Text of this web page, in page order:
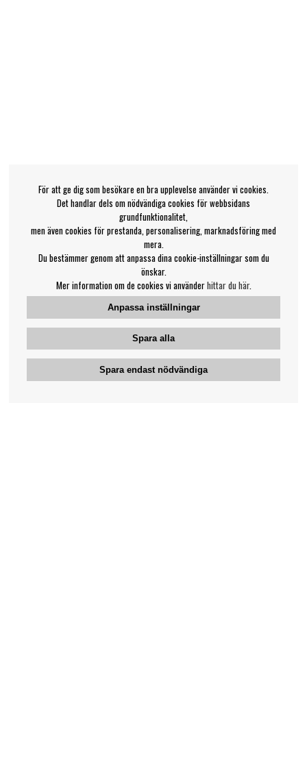
För att ge dig som besökare en bra upplevelse använder vi cookies.
Det handlar dels om nödvändiga cookies för webbsidans
grundfunktionalitet,
men även cookies för prestanda, personalisering, marknadsföring med
mera.
Du bestämmer genom att anpassa dina cookie-inställningar som du
önskar.
Mer information om de cookies vi använderhittar du här.
Anpassa inställningar
Spara alla
Spara endast nödvändiga